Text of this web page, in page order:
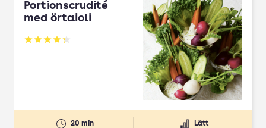
Portionscrudité
med örtaioli
Betyg: 4.27 av 5
20 min Lätt